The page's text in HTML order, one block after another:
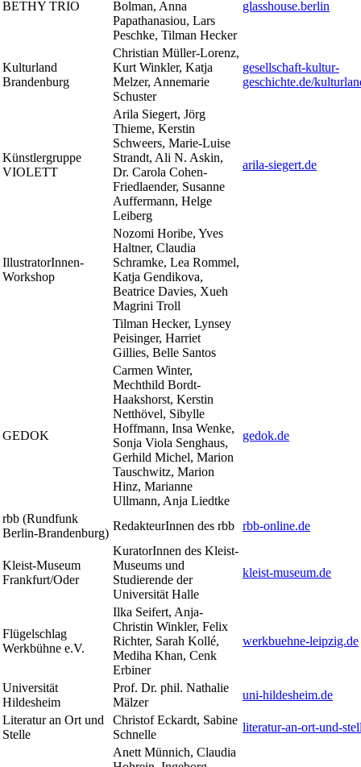
BETHY TRIO
Bolman, Anna
Papathanasiou, Lars
Peschke, Tilman Hecker
glasshouse.berlin
Kulturland
Brandenburg
Christian Müller-Lorenz,
Kurt Winkler, Katja
Melzer, Annemarie
Schuster
gesellschaft-kultur-
geschichte.de/
Künstlergruppe
VIOLETT
Arila Siegert, Jörg
Thieme, Kerstin
Schweers, Marie-Luise
Strandt, Ali N. Askin,
Dr. Carola Cohen-
Friedlaender, Susanne
Auffermann, Helge
Leiberg
arila-siegert.de
IllustratorInnen-
Workshop
Nozomi Horibe, Yves
Haltner, Claudia
Schramke, Lea Rommel,
Katja Gendikova,
Beatrice Davies, Xueh
Magrini Troll
Tilman Hecker, Lynsey
Peisinger, Harriet
Gillies, Belle Santos
GEDOK
Carmen Winter,
Mechthild Bordt-
Haakshorst, Kerstin
Netthövel, Sibylle
Hoffmann, Insa Wenke,
Sonja Viola Senghaus,
Gerhild Michel, Marion
Tauschwitz, Marion
Hinz, Marianne
Ullmann, Anja Liedtke
gedok.de
rbb (Rundfunk
Berlin-Brandenburg)
RedakteurInnen des rbb rbb-online.de
Kleist-Museum
Frankfurt/Oder
KuratorInnen des Kleist-
Museums und
Studierende der
Universität Halle
kleist-museum.de
Flügelschlag
Werkbühne e.V.
Ilka Seifert, Anja-
Christin Winkler, Felix
Richter, Sarah Kollé,
Mediha Khan, Cenk
Erbiner
werkbuehne-leipzig.de
Universität
Hildesheim
Prof. Dr. phil. Nathalie
Mälzer
uni-hildesheim.de
Literatur an Ort und
Stelle
Christof Eckardt, Sabine
Schnelle
literatur-an-ort-und-
Anett Münnich, Claudia